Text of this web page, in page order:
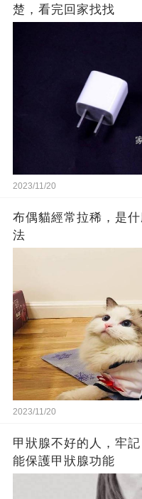
楚，看完回家找找
2023/11/20
布偶貓經常拉稀，是
法
2023/11/20
甲狀腺不好的人，牢
能保護甲狀腺功能